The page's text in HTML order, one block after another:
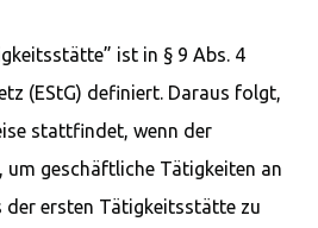
ist in § 9 Abs. 4
(EStG) definiert. Daraus folgt,
stattfindet, wenn der
um geschäftliche Tätigkeiten an
der ersten Tätigkeitsstätte zu